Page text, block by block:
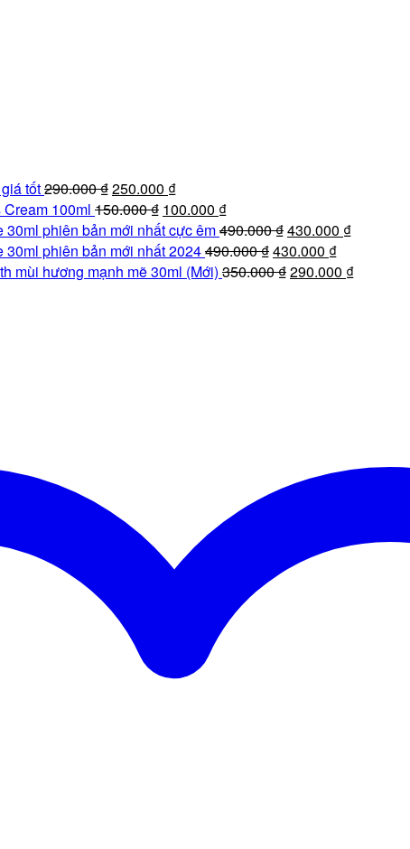
tốt290.000₫Giá
gốc
là:
290.000 ₫.
250.000 ₫Giá
hiện
tại
là:
250.000 ₫.
100ml 150.000₫ Giá
gốc
là:
150.000 ₫.
100.000 ₫Giá
hiện
tại
là:
30ml phiên bản mới nhất cực êm490.000₫Giá
gốc
là:
430.000 ₫Giá
tại
30ml phiên bản mới nhất 2024490.000₫Giá
gốc
430.000 ₫Giá
hiện
mùi hương mạnh mẽ 30ml (Mới) 350.000₫Giá
290.000 ₫Giá